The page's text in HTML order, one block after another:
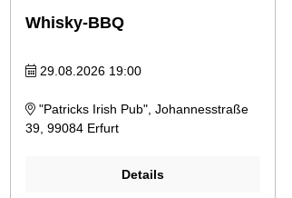
Whisky-BBQ
29.08.2026 19:00
"Patricks Irish Pub", Johannesstraße
39, 99084 Erfurt
Details